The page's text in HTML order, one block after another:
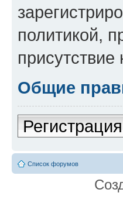
политикой,
Общие
Регистрация
Список форумов